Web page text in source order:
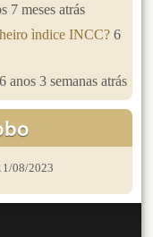
7 meses atrás
ìndice INCC? 6
6 anos 3 semanas atrás
08/2023